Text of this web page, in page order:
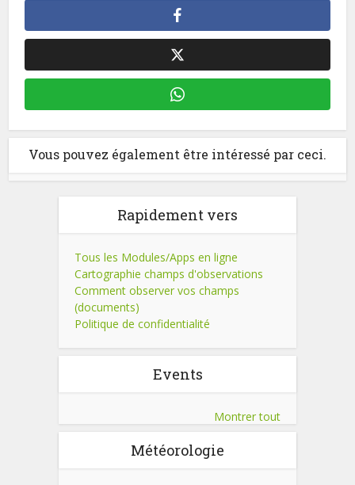
Vous pouvez également être intéressé par ceci.
Rapidement vers
Tous les Modules/Apps en ligne
Cartographie champs d'observations
Comment observer vos champs
(documents)
Politique de confidentialité
Events
Montrer tout
Météorologie